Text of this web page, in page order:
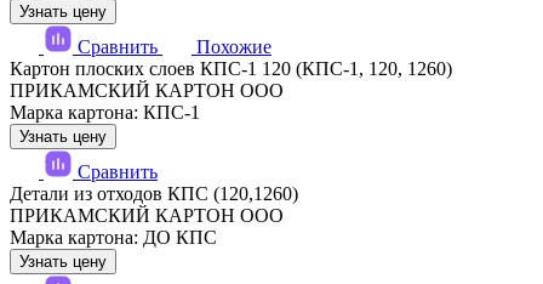
Узнать цену
Сравнить
Похожие
Картон плоских слоев КПС-1 120 (КПС-1, 120, 1260)
ПРИКАМСКИЙ КАРТОН ООО
Марка картона: КПС-1
Узнать цену
Сравнить
Детали из отходов КПС (120,1260)
ПРИКАМСКИЙ КАРТОН ООО
Марка картона: ДО КПС
Узнать цену